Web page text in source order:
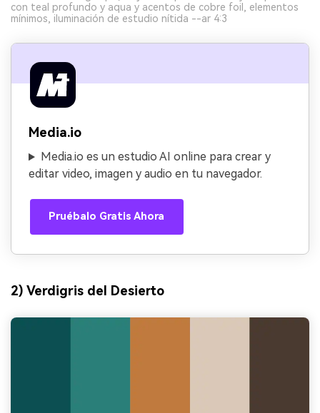
con teal profundo y aqua y acentos de cobre foil, elementos
mínimos, iluminación de estudio nítida --ar 4:3
Media.io
Media.io es un estudio AI online para crear y
editar video, imagen y audio en tu navegador.
Pruébalo Gratis Ahora
2) Verdigris del Desierto